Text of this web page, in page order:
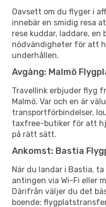
Oavsett om du flyger i
innebär en smidig resa
rese kuddar, laddare, en
nödvändigheter för att
underhållen.
Avgång: Malmö
Travellink erbjuder flyg
Malmö. Var och en är
transportförbindelser,
taxfree-butiker för att
på rätt sätt.
Ankomst: Bastia
När du landar i Bastia,
antingen via Wi-Fi eller
Därifrån väljer du det
boende: